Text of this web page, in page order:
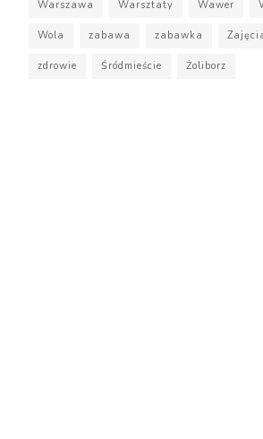
Warszawa Warsztaty Wawer
Wola zabawa zabawka
zdrowie Śródmieście Żoliborz